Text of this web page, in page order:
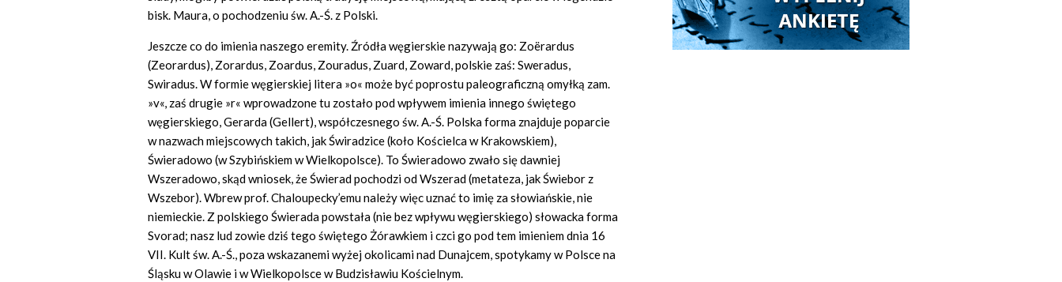
bisk. Maura, o pochodzeniu św. A.-Ś. z Polski.
Jeszcze co do imienia naszego eremity. Źródła węgierskie nazywają go: Zoërardus
(Zeorardus), Zorardus, Zoardus, Zouradus, Zuard, Zoward, polskie zaś: Sweradus,
Swiradus. W formie węgierskiej litera »o« może być poprostu paleograficzną omyłką zam.
»v«, zaś drugie »r« wprowadzone tu zostało pod wpływem imienia innego świętego
węgierskiego, Gerarda (Gellert), współczesnego św. A.-Ś. Polska forma znajduje poparcie
w nazwach miejscowych takich, jak Świradzice (koło Kościelca w Krakowskiem),
Świeradowo (w Szybińskiem w Wielkopolsce). To Świeradowo zwało się dawniej
Wszeradowo, skąd wniosek, że Świerad pochodzi od Wszerad (metateza, jak Świebor z
Wszebor). Wbrew prof. Chaloupecky’emu należy więc uznać to imię za słowiańskie, nie
niemieckie. Z polskiego Świerada powstała (nie bez wpływu węgierskiego) słowacka forma
Svorad; nasz lud zowie dziś tego świętego Żórawkiem i czci go pod tem imieniem dnia 16
VII. Kult św. A.-Ś., poza wskazanemi wyżej okolicami nad Dunajcem, spotykamy w Polsce na
Śląsku w Olawie i w Wielkopolsce w Budzisławiu Kościelnym.